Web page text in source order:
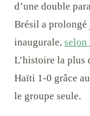
d’une double
Brésil a prolongé
inaugurale, selon
L’histoire la plus
Haïti 1-0 grâce
le groupe seule.